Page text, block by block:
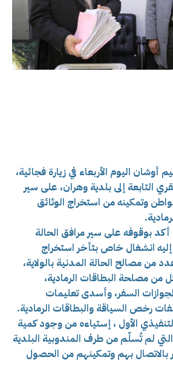
أوشان اليوم الأربعاء في زيارة فجائية،
التابعة إلى بلدية وهران، على سير
وتمكينه من استخراج الوثائق
أكد بوقوفه على سير مرافق الحالة
انشغال خاص بتأخر استخراج
من مصالح الحالة المدنية بالولاية،
من مصلحة البطاقات الرمادية،
السفر، وأسدى تعليمات
رخص السياقة والبطاقات الرمادية.
الأول ، إستياءه من وجود كمية
التي لم تُسلّم من طرف المندوبية البلدية
بالاتصال بهم وتمكينهم من الحصول